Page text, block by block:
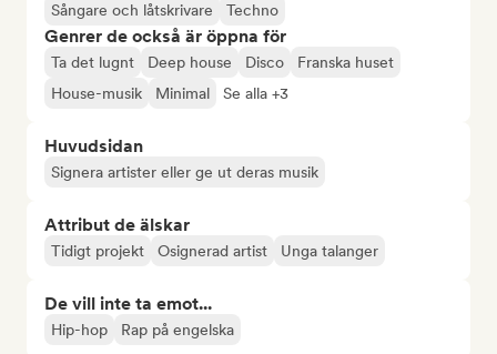
Sångare och låtskrivare
Techno
Genrer de också är öppna för
Ta det lugnt Deep house Disco
Franska huset
House-musik
Minimal Se alla +3
Huvudsidan
Signera artister eller ge ut deras musik
Attribut de älskar
Tidigt projekt Osignerad artist Unga talanger
De vill inte ta emot...
Hip-hop Rap på engelska